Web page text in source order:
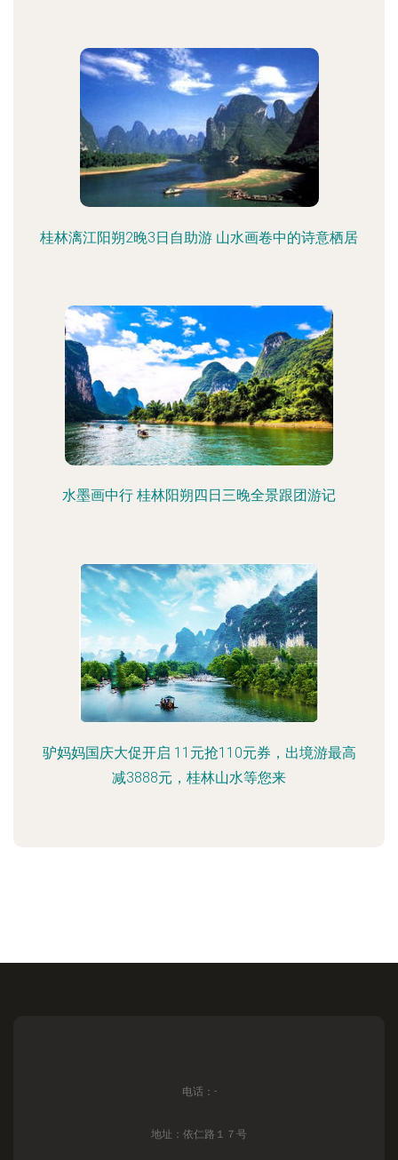
桂林漓江阳朔2晚3日自助游 山水画卷中的诗意栖居
水墨画中行 桂林阳朔四日三晚全景跟团游记
驴妈妈国庆大促开启 11元抢110元券，出境游最高
减3888元，桂林山水等您来
电话：-
地址：依仁路１７号